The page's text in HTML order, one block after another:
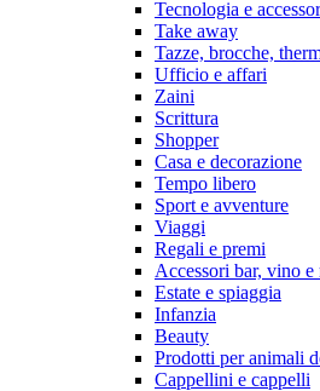
Tecnologia e
Take away
Tazze, brocche,
Ufficio e affari
Zaini
Scrittura
Shopper
Casa e decorazione
Tempo libero
Sport e avventure
Viaggi
Regali e premi
Accessori bar, vino e
Estate e spiaggia
Infanzia
Beauty
Prodotti per animali
Cappellini e cappelli